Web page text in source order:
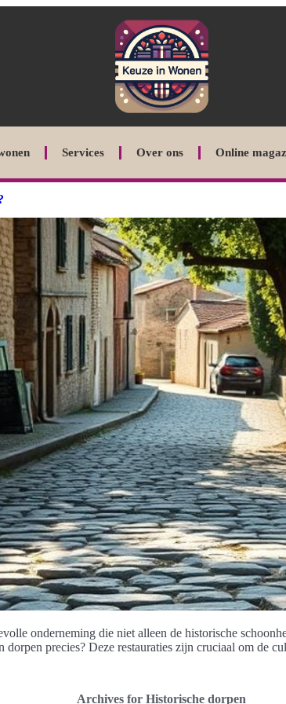
Services Over ons Online
onderneming die niet alleen de historische
precies? Deze restauraties zijn cruciaal om de
Archives for Historische dorpen